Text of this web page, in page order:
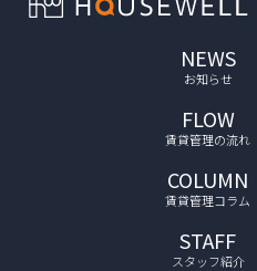
NEWS
お知らせ
FLOW
賃貸管理の流れ
COLUMN
賃貸管理コラム
STAFF
スタッフ紹介